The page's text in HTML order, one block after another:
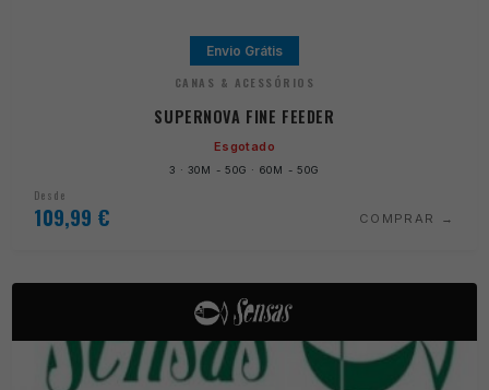
Envio Grátis
CANAS & ACESSÓRIOS
SUPERNOVA FINE FEEDER
Esgotado
3 · 30M - 50G · 60M - 50G
Desde
109,99 € COMPRAR